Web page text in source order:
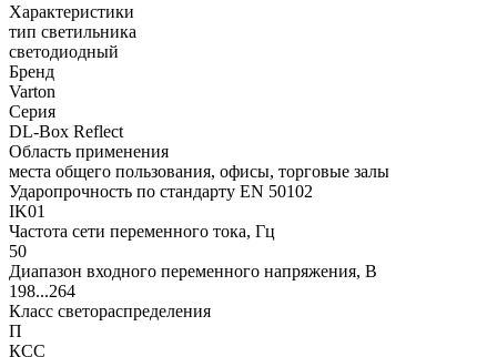
Характеристики
тип светильника
светодиодный
Бренд
Varton
Серия
DL-Box Reflect
Область применения
места общего пользования, офисы, торговые залы
Ударопрочность по стандарту EN 50102
IK01
Частота сети переменного тока, Гц
50
Диапазон входного переменного напряжения, В
198...264
Класс светораспределения
П
КСС